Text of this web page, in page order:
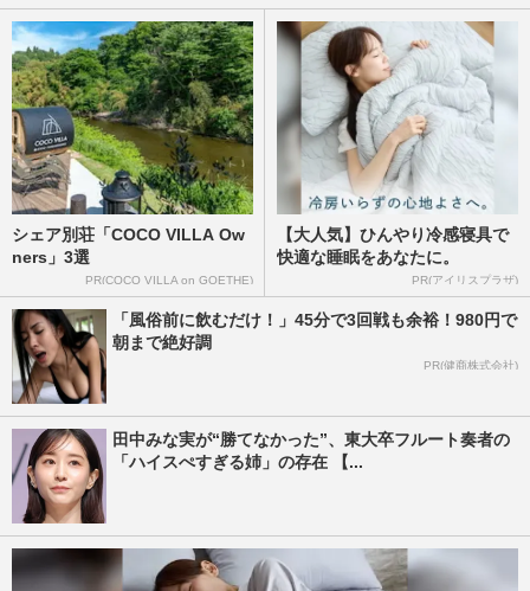
シェア別荘「COCO VILLA Ow
ners」3選
PR(COCO VILLA on GOETHE)
【大人気】ひんやり冷感寝具で
快適な睡眠をあなたに。
PR(アイリスプラザ)
「風俗前に飲むだけ！」45分で3回戦も余裕！980円で
朝まで絶好調
PR(健商株式会社)
田中みな実が“勝てなかった”、東大卒フルート奏者の
「ハイスぺすぎる姉」の存在 【...